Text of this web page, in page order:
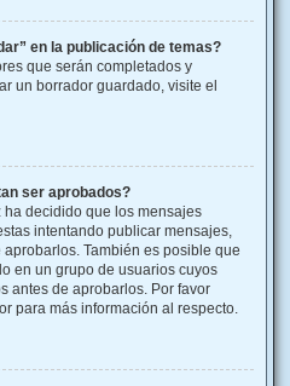
en la publicación de temas?
que serán completados y
un borrador guardado, visite el
ser aprobados?
ha decidido que los mensajes
intentando publicar mensajes,
También es posible que
en un grupo de usuarios cuyos
antes de aprobarlos. Por favor
para más información al respecto.